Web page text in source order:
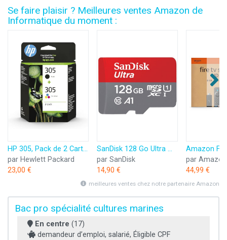
Se faire plaisir ? Meilleures ventes Amazon de
Informatique du moment :
HP 305, Pack de 2 Cartouches d’Encre Originales, 6ZD17AE, Noir, Cyan, Jaune, Magenta
par Hewlett Packard
23,00 €
SanDisk 128 Go Ultra microSDXC, Carte micro sd + adaptateur SD (Pour Smartphone et Tablette, Video Full HDD, jusqu'à 140 Mo/s, UHS-I, La performance A1, Class 10, U1)
par SanDisk
14,90 €
par Amazon
44,99 €
meilleures ventes chez notre partenaire Amazon
Bac pro spécialité cultures marines
En centre (17)
demandeur d’emploi, salarié, Éligible CPF